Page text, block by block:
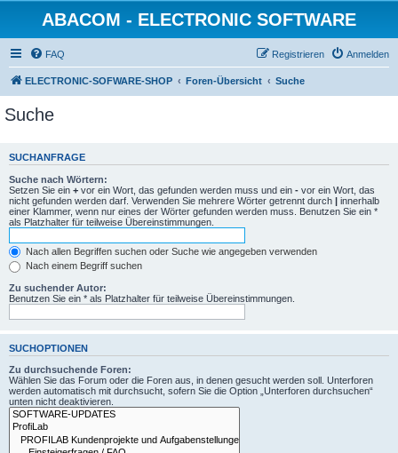
ABACOM - ELECTRONIC SOFTWARE
FAQ Anmelden
Registrieren
ELECTRONIC-SOFWARE-SHOP Foren-Übersicht Suche
Suche
SUCHANFRAGE
Suche nach Wörtern:
Setzen Sie ein + vor ein Wort, das gefunden werden muss und ein - vor ein Wort, das
nicht gefunden werden darf. Verwenden Sie mehrere Wörter getrennt durch | innerhalb
einer Klammer, wenn nur eines der Wörter gefunden werden muss. Benutzen Sie ein *
als Platzhalter für teilweise Übereinstimmungen.
Nach allen Begriffen suchen oder Suche wie angegeben verwenden
Nach einem Begriff suchen
Zu suchender Autor:
Benutzen Sie ein * als Platzhalter für teilweise Übereinstimmungen.
SUCHOPTIONEN
Zu durchsuchende Foren:
Wählen Sie das Forum oder die Foren aus, in denen gesucht werden soll. Unterforen
werden automatisch mit durchsucht, sofern Sie die Option „Unterforen durchsuchen“
unten nicht deaktivieren.